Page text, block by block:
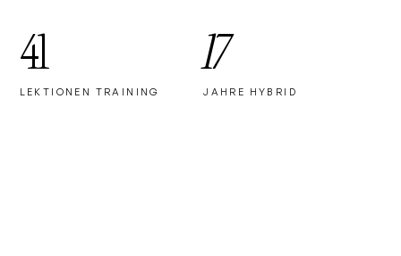
41
LEKTIONEN TRAINING
17
JAHRE HYBRID